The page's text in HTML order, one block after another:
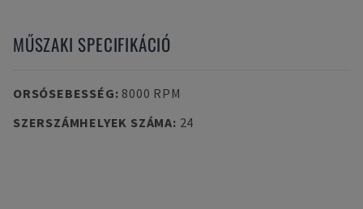
MŰSZAKI SPECIFIKÁCIÓ
ORSÓSEBESSÉG: 8000 RPM
SZERSZÁMHELYEK SZÁMA: 24